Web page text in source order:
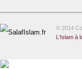
© 2014
L'Islam à